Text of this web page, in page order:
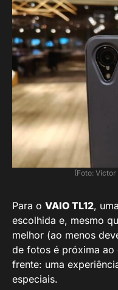
(Foto:
Para o VAIO TL12, uma
escolhida e, mesmo
melhor (ao menos
de fotos é próxima ao
frente: uma
especiais.